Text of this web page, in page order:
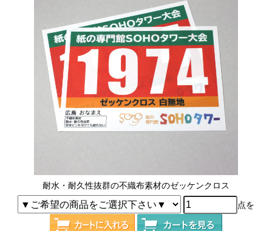
耐水・耐久性抜群の不織布素材のゼッケンクロス
点を